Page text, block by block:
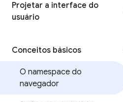
Projetar a interface do
usuário
Conceitos básicos
O namespace do
navegador